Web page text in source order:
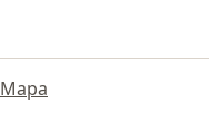
Mapa